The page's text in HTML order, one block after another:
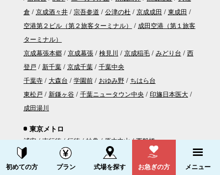
倉
京成酒々井 宗吾参道 公津の杜 京成成田
東成田
空港第２ビル（第２旅客ターミナル）
成田空港（第１旅客
ターミナル）
京成幕張本郷
京成幕張 検見川 京成稲毛 みどり台
西
登戸
新千葉 京成千葉
千葉中央
千葉寺
大森台 学園前 おゆみ野
ちはら台
東松戸
新鎌ヶ谷 千葉ニュータウン中央
印旛日本医大
成田湯川
東京メトロ
浦安 南行徳 行徳 妙典 原木中山 西船橋
東京都交通局
資料請求する 電話をかける
初めての方 プラン 式場を探す お急ぎの方 メニュー